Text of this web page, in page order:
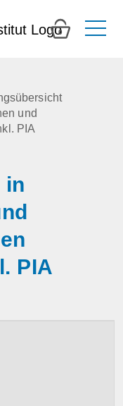
0
und
PIA
in
PIA